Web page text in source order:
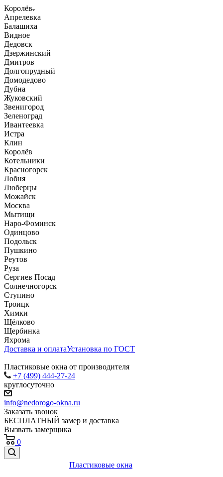
Королёв
Апрелевка
Балашиха
Видное
Дедовск
Дзержинский
Дмитров
Долгопрудный
Домодедово
Дубна
Жуковский
Звенигород
Зеленоград
Ивантеевка
Истра
Клин
Королёв
Котельники
Красногорск
Лобня
Люберцы
Можайск
Москва
Мытищи
Наро-Фоминск
Одинцово
Подольск
Пушкино
Реутов
Руза
Сергиев Посад
Солнечногорск
Ступино
Троицк
Химки
Щёлково
Щербинка
Яхрома
Доставка и оплатаУстановка по ГОСТ
Пластиковые окна от производителя
+7 (499) 444-27-24
круглосуточно
info@nedorogo-okna.ru
Заказать звонок
БЕСПЛАТНЫЙ замер и доставка
Вызвать замерщика
0
Пластиковые окна